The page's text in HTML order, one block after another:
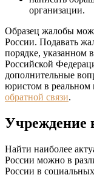
организации.
Образец жалобы
России. Подавать
порядке, указанном
Российской
дополнительные
юристом в реальном
обратной связи.
Учреждение
Найти наиболее
России можно в
России в социальных